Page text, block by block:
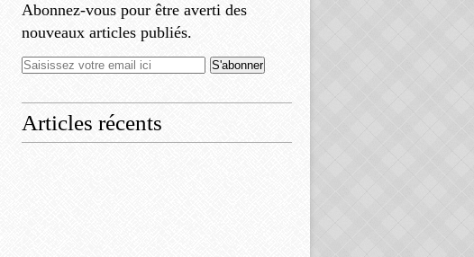
Abonnez-vous pour être averti des
nouveaux articles publiés.
Articles récents